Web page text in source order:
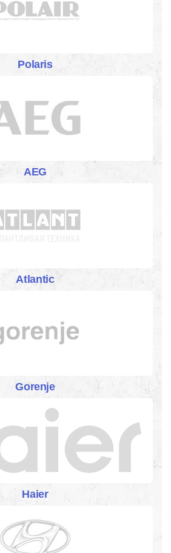
Polaris
AEG
Atlantic
Gorenje
Haier